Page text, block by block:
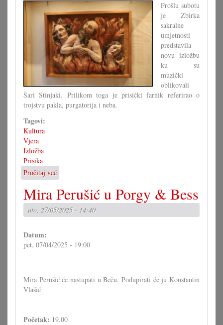
Prošlu subotu
je Zbirka
sakralne
umjetnosti
predstavila
novu izložbu
ku su
muzički
oblikovali
Šari Stinjaki. Prilikom toga je prisički farnik referirao o
trojstvu pakla, purgatorija i neba.
Tagovi:
Kultura
Vjera
Izložba
Prisika
Pročitaj već
»Od
pakla
do
neba«
izložba
Mira Perušić u Porgy & Bess
uto, 27/05/2025 - 14:40
Datum:
pet, 07/04/2025 - 19:00
Mira Perušić će nastupati u Beču. Podupirati će ju Konstantin
Vlašić
Početak: 19.00